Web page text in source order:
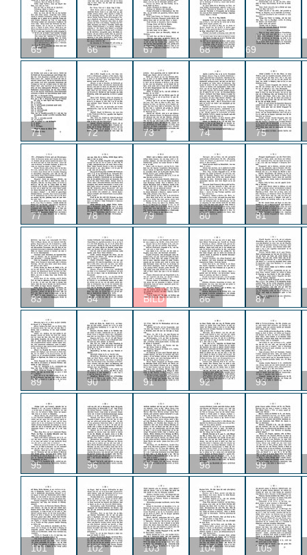
65 66 67 68
U
69
71 72 73 74 75
77 78 79 80 81
83 84 BILD 86 87
89 90 91 92 93
95 96 97 98 99
101 102 103 104 105